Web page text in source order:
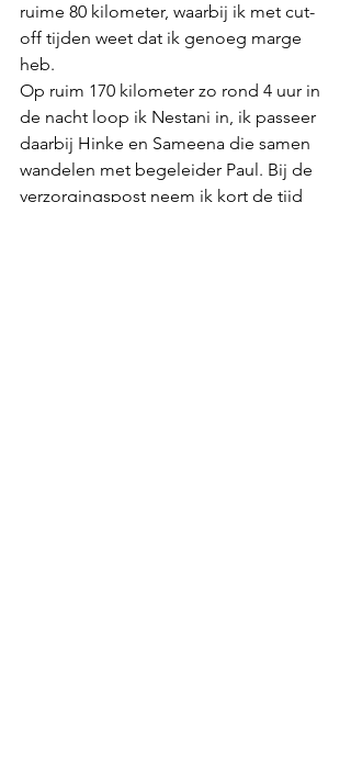
ruime 80 kilometer, waarbij ik met cut-
off tijden weet dat ik genoeg marge
heb.
Op ruim 170 kilometer zo rond 4 uur in
de nacht loop ik Nestani in, ik passeer
daarbij Hinke en Sameena die samen
wandelen met begeleider Paul. Bij de
verzorgingspost neem ik kort de tijd